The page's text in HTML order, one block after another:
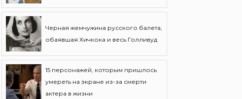
Черная жемчужина русского балета,
обаявшая Хичкока и весь Голливуд
15 персонажей, которым пришлось
умереть на экране из-за смерти
актера в жизни